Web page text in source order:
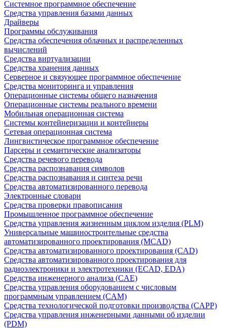
Системное программное обеспечение
Средства управления базами данных
Драйверы
Программы обслуживания
Средства обеспечения облачных и распределенных
вычислений
Средства виртуализации
Средства хранения данных
Серверное и связующее программное обеспечение
Средства мониторинга и управления
Операционные системы общего назначения
Операционные системы реального времени
Мобильная операционная система
Системы контейнеризации и контейнеры
Сетевая операционная система
Лингвистическое программное обеспечение
Парсеры и семантические анализаторы
Средства речевого перевода
Средства распознавания символов
Средства распознавания и синтеза речи
Средства автоматизированного перевода
Электронные словари
Средства проверки правописания
Промышленное программное обеспечение
Средства управления жизненным циклом изделия (PLM)
Универсальные машиностроительные средства
автоматизированного проектирования (MCAD)
Средства автоматизированного проектирования (CAD)
Средства автоматизированного проектирования для
радиоэлектроники и электротехники (ECAD, EDA)
Средства инженерного анализа (CAE)
Средства управления оборудованием с числовым
программным управлением (CAM)
Средства технологической подготовки производства (CAPP)
Средства управления инженерными данными об изделии
(PDM)